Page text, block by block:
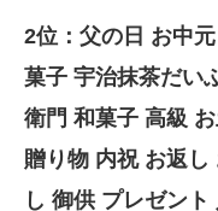
2位：父の日 お中
菓子 宇治抹茶だい
衛門 和菓子 高級
贈り物 内祝 お返
し 御供 プレゼン